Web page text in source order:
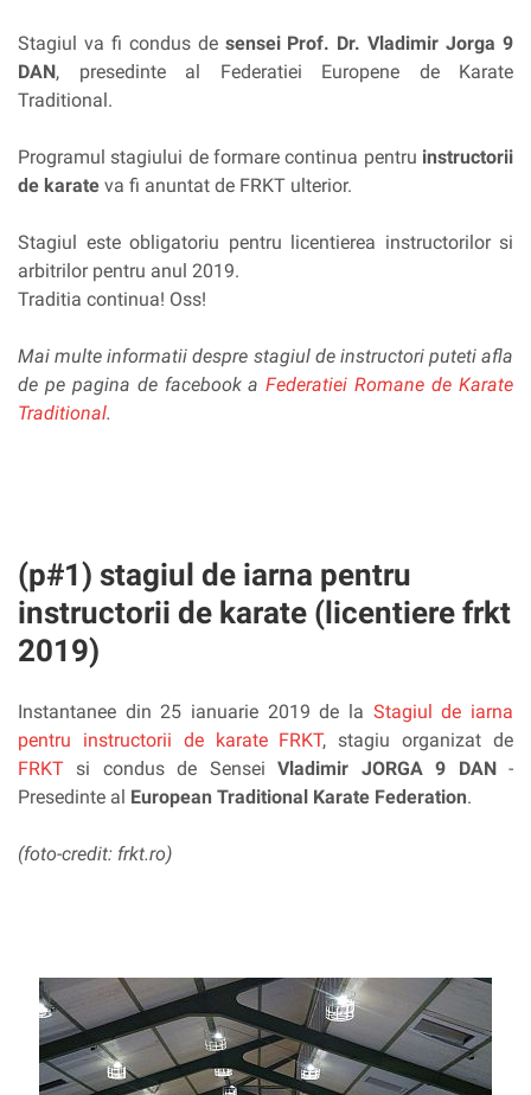
Stagiul va fi condus de sensei Prof. Dr. Vladimir Jorga 9
DAN, presedinte al Federatiei Europene de Karate
Traditional.
Programul stagiului de formare continua pentru instructorii
de karate va fi anuntat de FRKT ulterior.
Stagiul este obligatoriu pentru licentierea instructorilor si
arbitrilor pentru anul 2019.
Traditia continua! Oss!
Mai multe informatii despre stagiul de instructori puteti afla
de pe pagina de facebook aFederatiei Romane de Karate
Traditional.
(p#1) stagiul de iarna pentru
instructorii de karate (licentiere frkt
2019)
Instantanee din 25 ianuarie 2019 de la Stagiul de iarna
pentru instructorii de karate FRKT, stagiu organizat de
FRKT si condus de SenseiVladimir JORGA 9 DAN-
Presedinte al European Traditional Karate Federation.
(foto-credit: frkt.ro)